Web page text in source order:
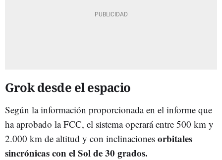
Grok desde el espacio
Según la información proporcionada en el informe que
ha aprobado la FCC, el sistema operará entre 500 km y
2.000 km de altitud y con inclinaciones orbitales
sincrónicas con el Sol de 30 grados.